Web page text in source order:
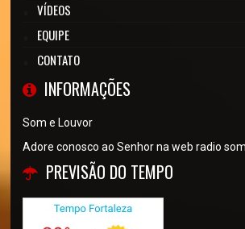
VÍDEOS
EQUIPE
CONTATO
INFORMAÇÕES
Som e Louvor
Adore conosco ao Senhor na web radio
PREVISÃO DO TEMPO